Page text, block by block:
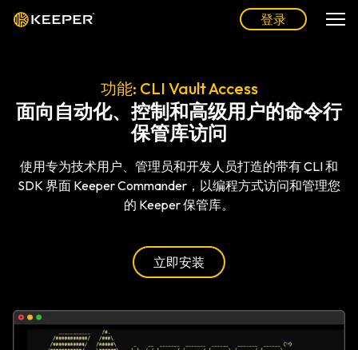
登录
功能: CLI Vault Access
面向自动化、控制和高级用户的命令行
保管库访问
使用专为技术用户、管理员和开发人员打造的带有 CLI 和
SDK 界面 Keeper Commander，以编程方式访问和管理您
的 Keeper 保管库。
立即安装